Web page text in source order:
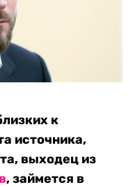
к
источника,
выходец из
, займется в